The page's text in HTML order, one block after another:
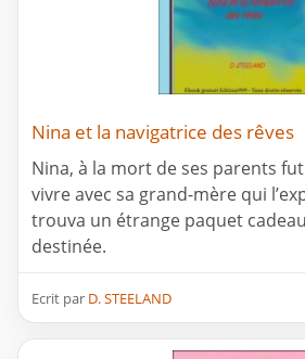
Nina et la navigatrice des rêves
Nina, à la mort de ses parents
vivre avec sa grand-mère qui
trouva un étrange paquet
destinée.
Ecrit par D. STEELAND